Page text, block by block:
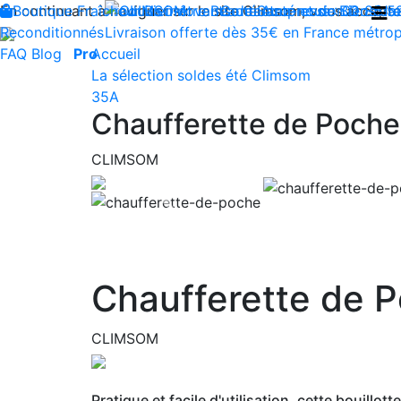
En continuant à naviguer sur le site Climsom, vous
Produits innovants de Santé et de Bien-
Livraison offerte dès 35€ en France
Contactez-nous : 02 85
Boutique Fraîcheur Bien-être Beauté Acupression Dos
Reconditionnés
FAQ Blog ProAccueil
La sélection soldes été Climsom
35A
Chaufferette de
CLIMSOM
Previous
Chaufferette de
CLIMSOM